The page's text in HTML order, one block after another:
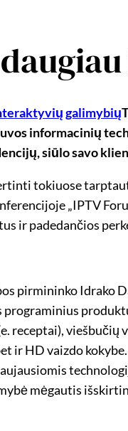
informacinių
siūlo savo
tokiuose
„IPTV
ir padedančios
pirmininko
receptai),
ir HD vaizdo
mėgautis